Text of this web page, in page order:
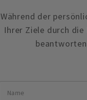
Während der
Ihrer Ziele durch